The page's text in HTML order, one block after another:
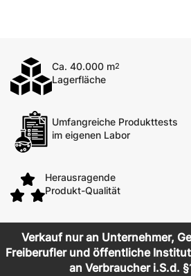
Ca. 40.000 m2
Lagerfläche
Umfangreiche Produkttests
im eigenen Labor
Herausragende
Produkt-Qualität
Verkauf nur an Unternehmer,
Freiberufler und öffentliche
an Verbraucher i.S.d.